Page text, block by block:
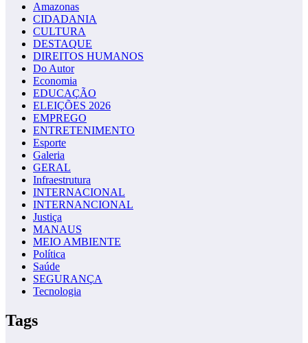
Amazonas
CIDADANIA
CULTURA
DESTAQUE
DIREITOS HUMANOS
Do Autor
Economia
EDUCAÇÃO
ELEIÇÕES 2026
EMPREGO
ENTRETENIMENTO
Esporte
Galeria
GERAL
Infraestrutura
INTERNACIONAL
INTERNANCIONAL
Justiça
MANAUS
MEIO AMBIENTE
Política
Saúde
SEGURANÇA
Tecnologia
Tags